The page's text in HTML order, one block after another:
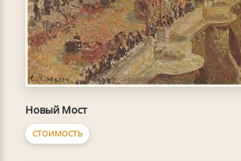
Новый Мост
СТОИМОСТЬ